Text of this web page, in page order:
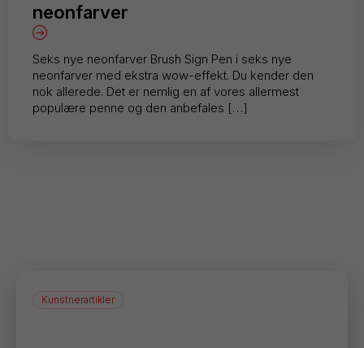
neonfarver
Seks nye neonfarver Brush Sign Pen i seks nye
neonfarver med ekstra wow-effekt. Du kender den
nok allerede. Det er nemlig en af vores allermest
populære penne og den anbefales […]
Kunstnerartikler